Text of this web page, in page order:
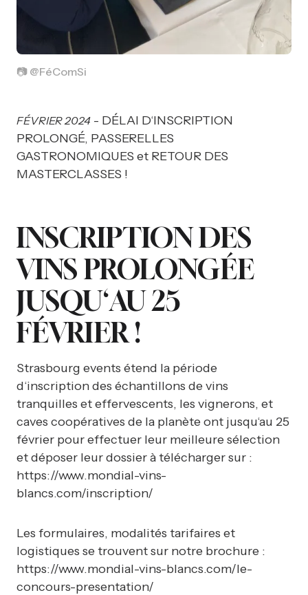
📷 @FéComSi
FÉVRIER 2024 - DÉLAI D‘INSCRIPTION
PROLONGÉ, PASSERELLES
GASTRONOMIQUES et RETOUR DES
MASTERCLASSES !
INSCRIPTION DES
VINS PROLONGÉE
JUSQU‘AU 25
FÉVRIER !
Strasbourg events étend la période
d‘inscription des échantillons de vins
tranquilles et effervescents, les vignerons, et
caves coopératives de la planète ont jusqu‘au 25
février pour effectuer leur meilleure sélection
et déposer leur dossier à télécharger sur :
https://www.mondial-vins-
blancs.com/inscription/
Les formulaires, modalités tarifaires et
logistiques se trouvent sur notre brochure :
https://www.mondial-vins-blancs.com/le-
concours-presentation/